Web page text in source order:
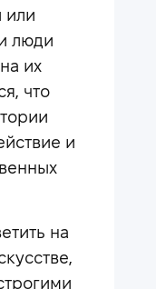
или
люди
их
что
и
на